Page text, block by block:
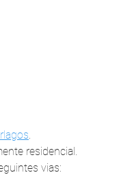
.
residencial.
vias: